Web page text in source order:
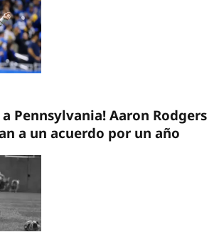
a Pennsylvania! Aaron Rodgers
a un acuerdo por un año